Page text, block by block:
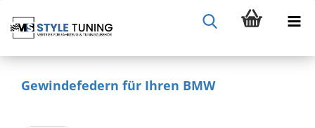
Gewindefedern für Ihren BMW